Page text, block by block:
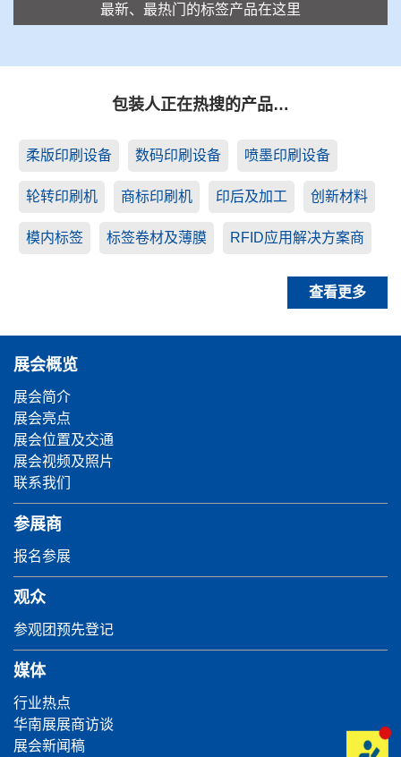
最新、最热门的标签产品在这里
包装人正在热搜的产品…
柔版印刷设备 数码印刷设备 喷墨印刷设备
轮转印刷机 商标印刷机 印后及加工 创新材料
模内标签 标签卷材及薄膜 RFID应用解决方案商
查看更多
展会概览
展会简介
展会亮点
展会位置及交通
展会视频及照片
联系我们
参展商
报名参展
观众
参观团预先登记
媒体
行业热点
华南展展商访谈
展会新闻稿